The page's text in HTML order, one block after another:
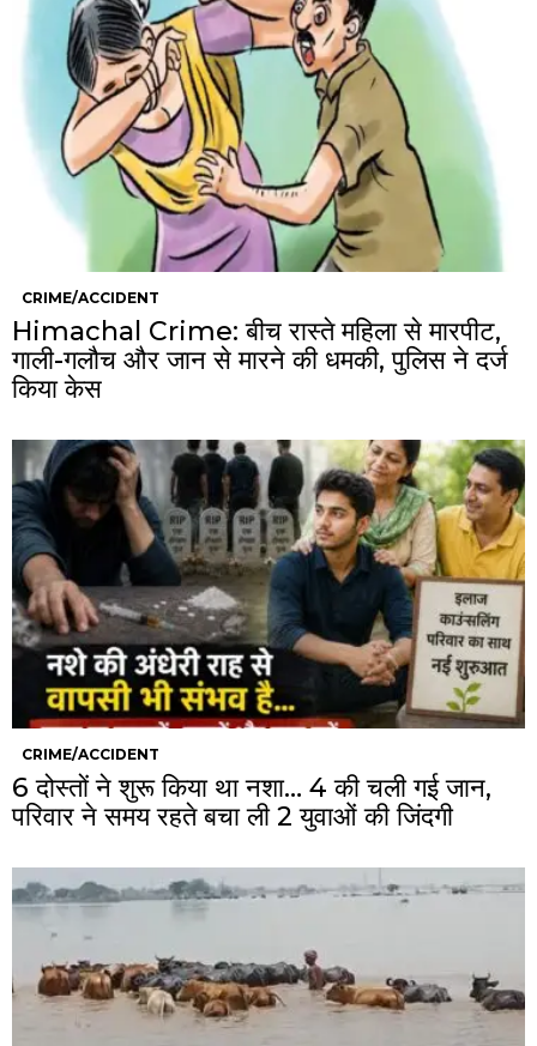
CRIME/ACCIDENT
Himachal Crime: बीच रास्ते महिला से मारपीट,
गाली-गलौच और जान से मारने की धमकी, पुलिस ने दर्ज
किया केस
CRIME/ACCIDENT
6 दोस्तों ने शुरू किया था नशा… 4 की चली गई जान,
परिवार ने समय रहते बचा ली 2 युवाओं की जिंदगी